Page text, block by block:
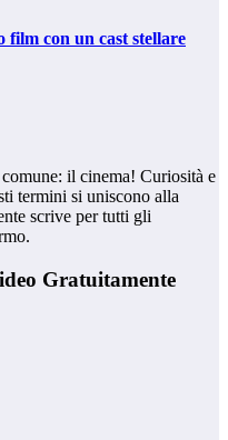
film con un cast stellare
il cinema! Curiosità e
termini si uniscono alla
scrive per tutti gli
Gratuitamente